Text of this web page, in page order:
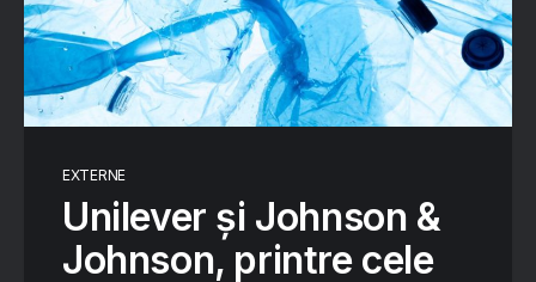
EXTERNE
Unilever și Johnson &
Johnson, printre cele